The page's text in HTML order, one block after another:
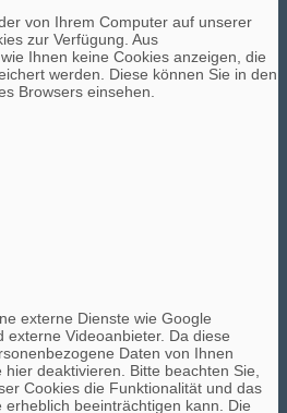
von Ihrem Computer auf unserer
zur Verfügung. Aus
Ihnen keine Cookies anzeigen, die
werden. Diese können Sie in den
Browsers einsehen.
externe Dienste wie Google
externe Videoanbieter. Da diese
Daten von Ihnen
deaktivieren. Bitte beachten Sie,
Cookies die Funktionalität und das
beeinträchtigen kann. Die